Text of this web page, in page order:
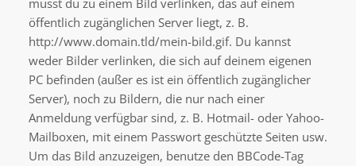
musst du zu einem Bild verlinken, das auf einem
öffentlich zugänglichen Server liegt, z. B.
http://www.domain.tld/mein-bild.gif. Du kannst
weder Bilder verlinken, die sich auf deinem eigenen
PC befinden (außer es ist ein öffentlich zugänglicher
Server), noch zu Bildern, die nur nach einer
Anmeldung verfügbar sind, z. B. Hotmail- oder Yahoo-
Mailboxen, mit einem Passwort geschützte Seiten usw.
Um das Bild anzuzeigen, benutze den BBCode-Tag